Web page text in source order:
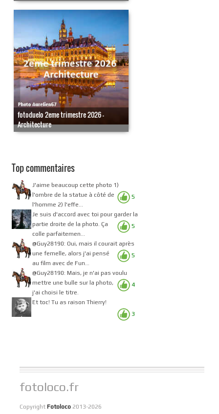
fotoduelo 2eme trimestre 2026 -
Architecture
Top commentaires
5
J'aime beaucoup cette photo 1)
l'ombre de la statue à côté de
l'homme 2) l'effe...
5
Je suis d'accord avec toi pour garder la
partie droite de la photo. Ça
colle parfaitemen...
5
@Guy28190: Oui, mais il courait après
une femelle, alors j'ai pensé
au film avec de Fun...
4
@Guy28190: Mais, je n'ai pas voulu
mettre une bulle sur la photo,
j'ai choisi le titre.
3
Et toc! Tu as raison Thierry!
fotoloco.fr
Copyright Fotoloco 2013-2026